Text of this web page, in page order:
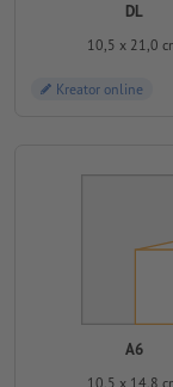
DL
10,5 x 21,0
Kreator online
A6
10,5 x 14,8